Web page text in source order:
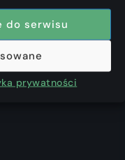
do serwisu
prywatności